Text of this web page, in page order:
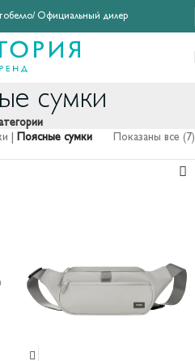
Официальный дилер
сумки
Поясные сумки Показаны все (7)